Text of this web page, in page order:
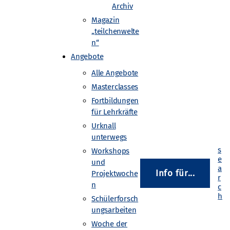
Archiv
Magazin
„teilchenwelte
n“
Angebote
Alle Angebote
Masterclasses
Fortbildungen
für Lehrkräfte
Urknall
unterwegs
Workshops
und
Projektwoche
n
Schülerforsch
ungsarbeiten
Woche der
Info für...
möglich. Wurden mit
an. Ziel des Workshops
erfahren die Teilnehmenden,
Masterclass durchführen
Ihren lokalen Standort-Kontakt
eine Veranstaltung für